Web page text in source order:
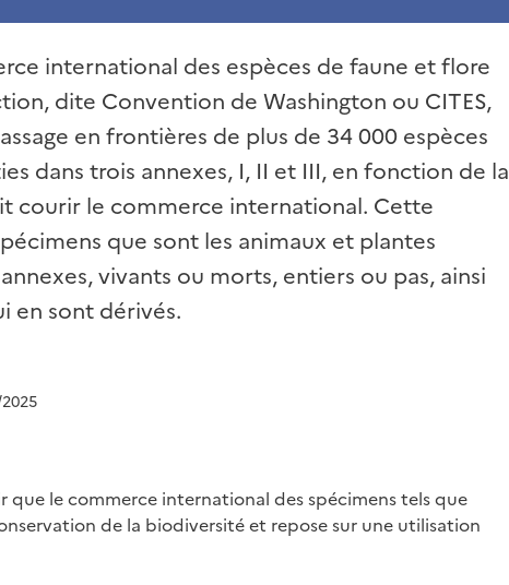
international des espèces de faune et flore
dite Convention de Washington ou CITES,
en frontières de plus de 34 000 espèces
dans trois annexes, I, II et III, en fonction de la
courir le commerce international. Cette
que sont les animaux et plantes
vivants ou morts, entiers ou pas, ainsi
en sont dérivés.
que le commerce international des spécimens tels que
de la biodiversité et repose sur une utilisation